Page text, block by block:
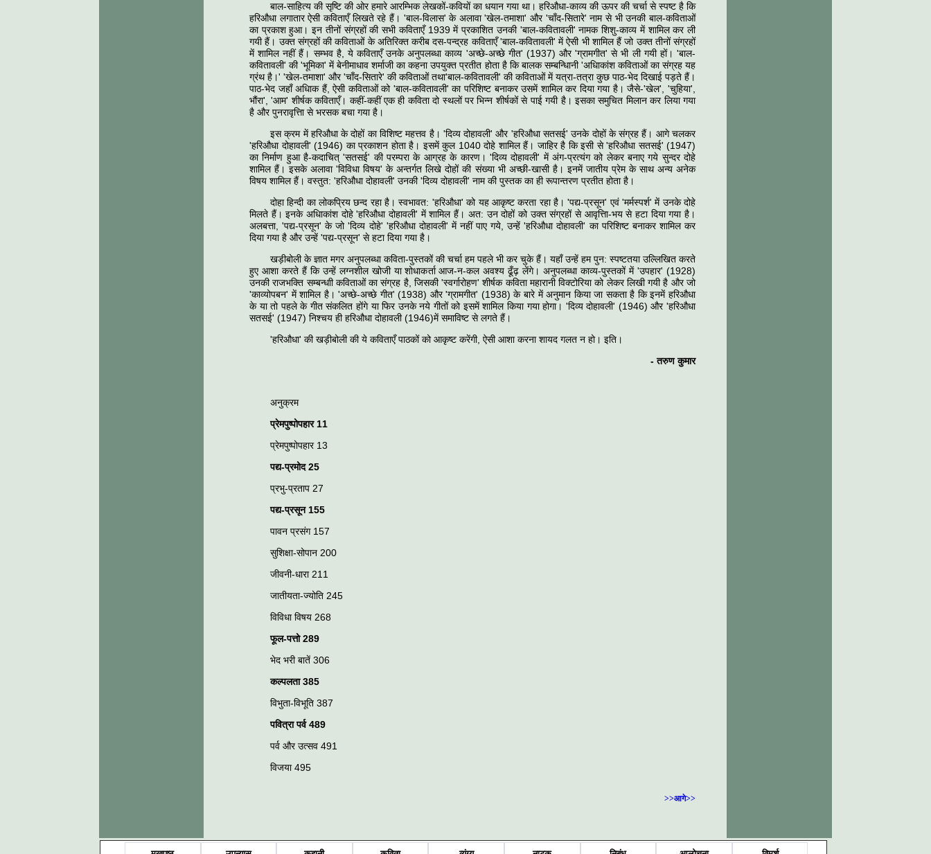
बाल-साहित्य की सृष्टि की ओर हमारे आरम्भिक लेखकों-कवियों का धयान गया था। हरिऔधा-काव्य की ऊपर की चर्चा से स्पष्ट है कि
हरिऔधा लगातार ऐसी कविताएँ लिखते रहे हैं। 'बाल-विलास' के अलावा 'खेल-तमाशा' और 'चाँद-सितारे' नाम से भी उनकी बाल-कविताओं
का प्रकाश हुआ। इन तीनों संग्रहों की सभी कविताएँ 1939 में प्रकाशित उनकी 'बाल-कवितावली' नामक शिशु-काव्य में शामिल कर ली
गयी हैं। उक्त संग्रहों की कविताओं के अतिरिक्त करीब दस-पन्द्रह कविताएँ 'बाल-कवितावली' में ऐसी भी शामिल हैं जो उक्त तीनों संग्रहों
में शामिल नहीं हैं। सम्भव है, ये कविताएँ उनके अनुपलब्धा काव्य 'अच्छे-अच्छे गीत' (1937) और 'ग्रामगीत' से भी ली गयी हों। 'बाल-
कवितावली' की 'भूमिका' में बेनीमाधाव शर्माजी का कहना उपयुक्त प्रतीत होता है कि बालक सम्बन्धिानी 'अधिाकांश कविताओं का संग्रह यह
ग्रंथ है।' 'खेल-तमाशा' और 'चाँद-सितारे' की कविताओं तथा'बाल-कवितावली' की कविताओं में यत्रा-तत्रा कुछ पाठ-भेद दिखाई पड़ते हैं।
पाठ-भेद जहाँ अधिाक हैं, ऐसी कविताओं को 'बाल-कवितावली' का परिशिष्ट बनाकर उसमें शामिल कर दिया गया है। जैसे-'खेल', 'चुहिया',
भौंरा', 'आम' शीर्षक कविताएँ। कहीं-कहीं एक ही कविता दो स्थलों पर भिन्न शीर्षकों से पाई गयी है। इसका समुचित मिलान कर लिया गया
है और पुनरावृत्तिा से भरसक बचा गया है।
इस क्रम में हरिऔधा के दोहों का विशिष्ट महत्तव है। 'दिव्य दोहावली' और 'हरिऔधा सतसई' उनके दोहों के संग्रह हैं। आगे चलकर
'हरिऔधा दोहावली' (1946) का प्रकाशन होता है। इसमें कुल 1040 दोहे शामिल हैं। जाहिर है कि इसी से 'हरिऔधा सतसई' (1947)
का निर्माण हुआ है-कदाचित् 'सतसई' की परम्परा के आग्रह के कारण। 'दिव्य दोहावली' में अंग-प्रत्यंग को लेकर बनाए गये सुन्दर दोहे
शामिल हैं। इसके अलावा 'विविधा विषय' के अन्तर्गत लिखे दोहों की संख्या भी अच्छी-खासी है। इनमें जातीय प्रेम के साथ अन्य अनेक
विषय शामिल हैं। वस्तुत: 'हरिऔधा दोहावली' उनकी 'दिव्य दोहावली' नाम की पुस्तक का ही रूपान्तरण प्रतीत होता है।
दोहा हिन्दी का लोकप्रिय छन्द रहा है। स्वभावत: 'हरिऔधा' को यह आकृष्ट करता रहा है। 'पद्य-प्रसून' एवं 'मर्मस्पर्श' में उनके दोहे
मिलते हैं। इनके अधिाकांश दोहे 'हरिऔधा दोहावली' में शामिल हैं। अत: उन दोहों को उक्त संग्रहों से आवृत्तिा-भय से हटा दिया गया है।
अलबत्ता, 'पद्य-प्रसून' के जो 'दिव्य दोहे' 'हरिऔधा दोहावली' में नहीं पाए गये, उन्हें 'हरिऔधा दोहावली' का परिशिष्ट बनाकर शामिल कर
दिया गया है और उन्हें 'पद्य-प्रसून' से हटा दिया गया है।
खड़ीबोली के ज्ञात मगर अनुपलब्धा कविता-पुस्तकों की चर्चा हम पहले भी कर चुके हैं। यहाँ उन्हें हम पुन: स्पष्टतया उल्लिखित करते
हुए आशा करते हैं कि उन्हें लग्नशील खोजी या शोधाकर्ता आज-न-कल अवश्य ढूँढ़ लेंगे। अनुपलब्धा काव्य-पुस्तकों में 'उपहार' (1928)
उनकी राजभक्ति सम्बन्धाी कविताओं का संग्रह है, जिसकी 'स्वर्गारोहण' शीर्षक कविता महारानी विक्टोरिया को लेकर लिखी गयी है और जो
'काव्योपबन' में शामिल है। 'अच्छे-अच्छे गीत' (1938) और 'ग्रामगीत' (1938) के बारे में अनुमान किया जा सकता है कि इनमें हरिऔधा
के या तो पहले के गीत संकलित होंगे या फिर उनके नये गीतों को इसमें शामिल किया गया होगा। 'दिव्य दोहावली' (1946) और 'हरिऔधा
सतसई' (1947) निश्चय ही हरिऔधा दोहावली (1946)में समाविष्ट से लगते हैं।
'हरिऔधा' की खड़ीबोली की ये कविताएँ पाठकों को आकृष्ट करेंगी, ऐसी आशा करना शायद गलत न हो। इति।
- तरुण कुमार
अनुक्रम
प्रेमपुष्पोपहार 11
प्रेमपुष्पोपहार 13
पद्य-प्रमोद25
प्रभु-प्रताप 27
पद्य-प्रसून 155
पावन प्रसंग 157
सुशिक्षा-सोपान 200
जीवनी-धारा 211
जातीयता-ज्योति 245
विविधा विषय 268
फूल-पत्तो289
भेद भरी बातें 306
कल्पलता385
विभुता-विभूति 387
पवित्रा पर्व489
पर्व और उत्सव 491
विजया 495
>>आगे>>